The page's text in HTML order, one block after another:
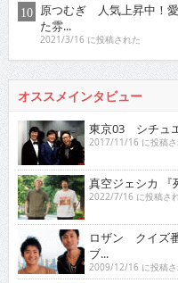
原つむぎ 人気上昇中！
た雰...
2021/3/16 に投稿された
オススメインタビュー
東京03 シチュ
2017/11/16 に投稿さ
真空ジェシカ 『
2022/7/16 に投稿さ
ロザン クイズ
ブ...
2009/12/16 に投稿さ